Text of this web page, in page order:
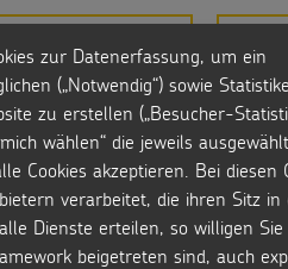
Hoodie
Kinder
MEHR ANZEIGEN
zur Datenerfassung, um ein
(„Notwendig“) sowie
zu erstellen („Besucher-
wählen“ die jeweils
Cookies akzeptieren. Bei diesen
verarbeitet, die ihren Sitz in
Dienste erteilen, so willigen Sie
beigetreten sind, auch